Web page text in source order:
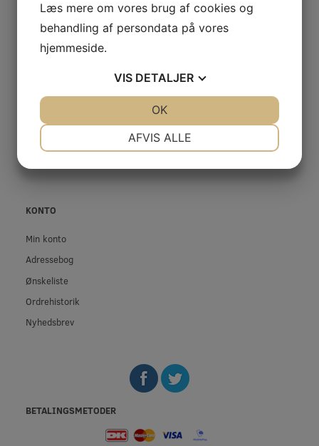
Firma profil
Kontakt os
Prof-Kunde
Privatliv- og cookiepolitik
Fortrolighed
KONTO
Min konto
Adressebog
Ønskeliste
Ordrehistorik
Nyhedsbrev
BETALINGSMETODER
Læs mere om vores brug af cookies og
behandling af persondata på vores
hjemmeside.
VIS DETALJER
AFVIS ALLE
OK